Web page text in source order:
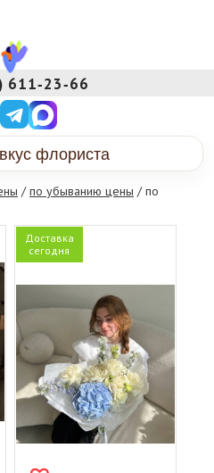
611‑23‑66
флориста
/по убыванию цены / по
Доставка
сегодня